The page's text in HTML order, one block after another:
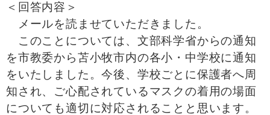
＜回答内容＞
メールを読ませていただきました。
このことについては、文部科学省からの通知
を市教委から苫小牧市内の各小・中学校に通知
をいたしました。今後、学校ごとに保護者へ周
知され、ご心配されているマスクの着用の場面
についても適切に対応されることと思います。